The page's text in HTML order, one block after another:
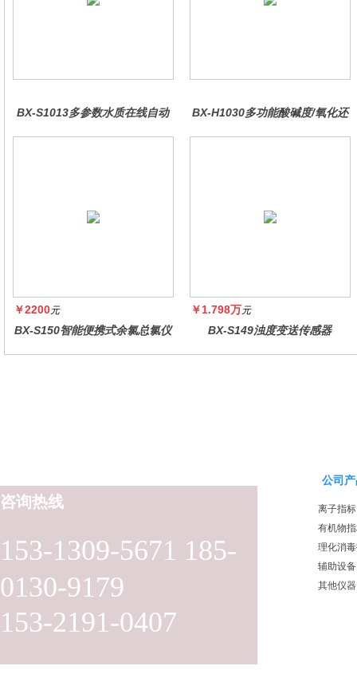
BX-S1013多参数水质在线自动
BX-H1030多功能酸碱度/氧化还
￥2200元
BX-S150智能便携式余氯总氯仪
￥1.798万元
BX-S149浊度变送传感器
153-1309-5671 185-
0130-9179
153-2191-0407
咨询热线
公司
离子指标
有机物
理化消
辅助设备
其他仪器